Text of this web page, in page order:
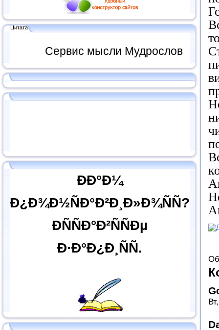
Цитата
Сервис мысли Мудрослов
ÐÐ°Ð¼
Ð¿Ð¾Ð½ÑÐ°Ð²Ð¸Ð»Ð¾ÑÑ?
ÐÑÑÐ°Ð²ÑÑÐµ
Ð·Ð°Ð¿Ð¸ÑÑ.